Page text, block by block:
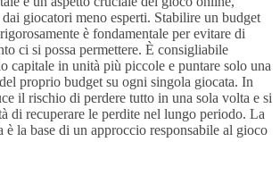
dai giocatori meno esperti. Stabilire un budget
è fondamentale per evitare di
ci si possa permettere. È consigliabile
capitale in unità più piccole e puntare solo una
proprio budget su ogni singola giocata. In
il rischio di perdere tutto in una sola volta e si
di recuperare le perdite nel lungo periodo. La
la base di un approccio responsabile al gioco